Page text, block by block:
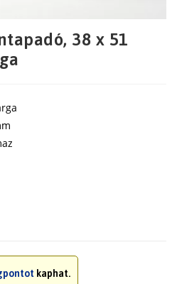
38 x 51
kaphat.